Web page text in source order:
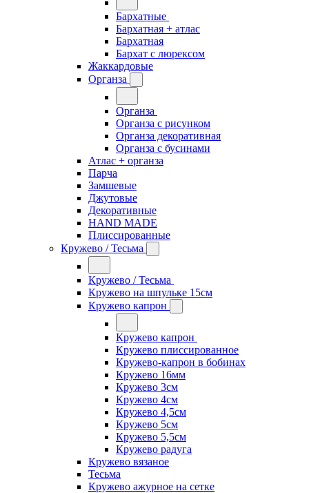
Бархатные
Бархатная + атлас
Бархатная
Бархат с люрексом
Жаккардовые
Органза
Органза
Органза с рисунком
Органза декоративная
Органза с бусинами
Атлас + органза
Парча
Замшевые
Джутовые
Декоративные
HAND MADE
Плиссированные
Кружево / Тесьма
Кружево / Тесьма
Кружево на шпульке 15см
Кружево капрон
Кружево капрон
Кружево плиссированное
Кружево-капрон в бобинах
Кружево 16мм
Кружево 3см
Кружево 4см
Кружево 4,5см
Кружево 5см
Кружево 5,5см
Кружево радуга
Кружево вязаное
Тесьма
Кружево ажурное на сетке